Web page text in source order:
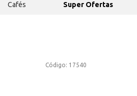
Cafés Super Ofertas
Código: 17540